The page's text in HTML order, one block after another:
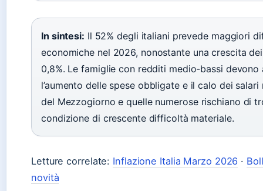
In sintesi: Il 52% degli italiani prevede maggiori
economiche nel 2026, nonostante una crescita
0,8%. Le famiglie con redditi medio-bassi
l’aumento delle spese obbligate e il calo dei
del Mezzogiorno e quelle numerose rischiano di
condizione di crescente difficoltà materiale.
Letture correlate: Inflazione Italia Marzo 2026 ·
novità